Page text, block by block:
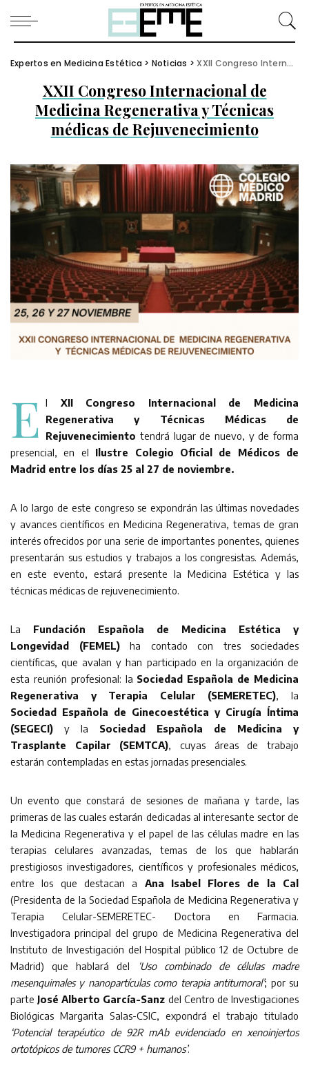
Expertos en Medicina Estética > Noticias > XXII Congreso Internacional de Medicina Regenerativa y Técnicas médicas de Rejuvenecimiento
XXII Congreso Internacional de
Medicina Regenerativa y Técnicas
médicas de Rejuvenecimiento
E l XII Congreso Internacional de Medicina
Regenerativa y Técnicas Médicas de
Rejuvenecimiento tendrá lugar de nuevo, y de forma
presencial, en el Ilustre Colegio Oficial de Médicos de
Madrid entre los días 25 al 27 de noviembre.
A lo largo de este congreso se expondrán las últimas novedades
y avances científicos en Medicina Regenerativa, temas de gran
interés ofrecidos por una serie de importantes ponentes, quienes
presentarán sus estudios y trabajos a los congresistas. Además,
en este evento, estará presente la Medicina Estética y las
técnicas médicas de rejuvenecimiento.
La Fundación Española de Medicina Estética y
Longevidad (FEMEL) ha contado con tres sociedades
científicas, que avalan y han participado en la organización de
esta reunión profesional: la Sociedad Española de Medicina
Regenerativa y Terapia Celular (SEMERETEC), la
Sociedad Española de Ginecoestética y Cirugía Íntima
(SEGECI) y la Sociedad Española de Medicina y
Trasplante Capilar (SEMTCA), cuyas áreas de trabajo
estarán contempladas en estas jornadas presenciales.
Un evento que constará de sesiones de mañana y tarde, las
primeras de las cuales estarán dedicadas al interesante sector de
la Medicina Regenerativa y el papel de las células madre en las
terapias celulares avanzadas, temas de los que hablarán
prestigiosos investigadores, científicos y profesionales médicos,
entre los que destacan a Ana Isabel Flores de la Cal
(Presidenta de la Sociedad Española de Medicina Regenerativa y
Terapia Celular-SEMERETEC- Doctora en Farmacia.
Investigadora principal del grupo de Medicina Regenerativa del
Instituto de Investigación del Hospital público 12 de Octubre de
Madrid) que hablará del
‘Uso combinado de células madre
mesenquimales y nanopartículas como terapia antitumoral’; por su
parte José Alberto García-Sanz del Centro de Investigaciones
Biológicas Margarita Salas-CSIC, expondrá el trabajo titulado
‘Potencial terapéutico de 92R mAb evidenciado en xenoinjertos
ortotópicos de tumores CCR9 + humanos’.